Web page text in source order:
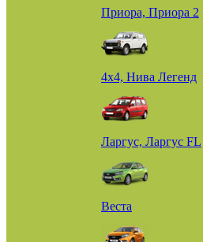
Приора, Приора 2
4х4, Нива Легенд
Ларгус, Ларгус FL
Веста